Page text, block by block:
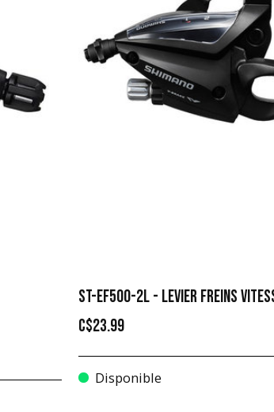
ST-EF500-2L - LEVIER FREINS
C$23.99
Disponible